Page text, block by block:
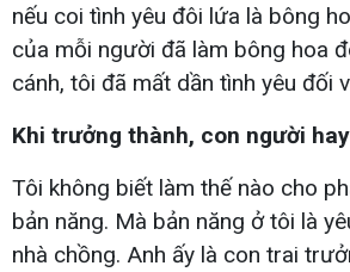
nếu coi tình yêu đôi lứa là bông
của mỗi người đã làm bông hoa
cánh, tôi đã mất dần tình yêu đối
Khi trưởng thành, con người
Tôi không biết làm thế nào cho
bản năng. Mà bản năng ở tôi là
nhà chồng. Anh ấy là con trai